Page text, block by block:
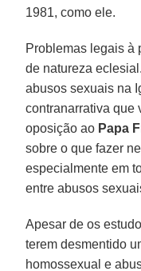
1981, como ele.
Problemas legais à
de natureza
abusos sexuais na
contranarrativa que
oposição ao Papa
sobre o que fazer
especialmente em
entre abusos
Apesar de os
terem desmentido
homossexual e